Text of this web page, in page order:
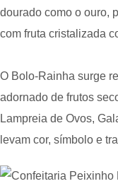
dourado como o ouro,
com fruta cristalizada
O Bolo-Rainha surge
adornado de frutos
Lampreia de Ovos,
levam cor, símbolo e